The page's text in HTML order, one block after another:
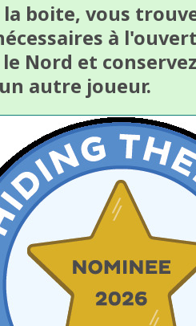
la boite, vous
à
Nord et
autre joueur.